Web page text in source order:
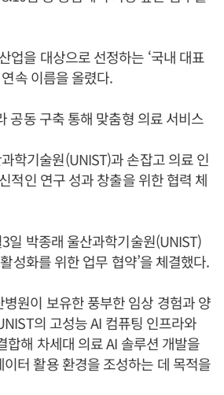
업을 대상으로 선정하는 ‘국내 대표
속 이름을 올렸다.
공동 구축 통해 맞춤형 의료 서비스
학기술원(UNIST)과 손잡고 의료 인
적인 연구 성과 창출을 위한 협력 체
일 박종래 울산과학기술원(UNIST)
성화를 위한 업무 협약’을 체결했다.
원이 보유한 풍부한 임상 경험과 양
의 고성능 AI 컴퓨팅 인프라와
합해 차세대 의료 AI 솔루션 개발을
터 활용 환경을 조성하는 데 목적을